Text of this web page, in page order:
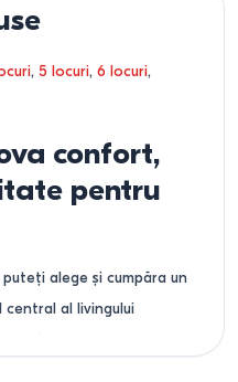
, 5 locuri, 6 locuri,
confort,
pentru
alege și cumpăra un
al livingului